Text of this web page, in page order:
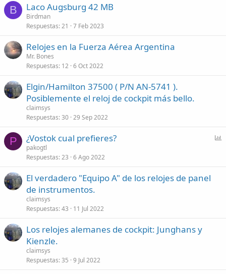
B Laco Augsburg 42 MB
Birdman
Respuestas 21 7 Feb 2023
Relojes en la Fuerza Aérea Argentina
Mr. Bones
Respuestas 12 6 Oct 2022
Elgin/Hamilton 37500 ( P/N AN-5741 ).
Posiblemente el reloj de cockpit más bello.
claimsys
Respuestas 30 29 Sep 2022
P ¿Vostok cual prefieres?
pakogtl
Respuestas 23 6 Ago 2022
El verdadero "Equipo A" de los relojes de panel
de instrumentos.
claimsys
Respuestas 43 11 Jul 2022
Los relojes alemanes de cockpit: Junghans y
Kienzle.
claimsys
Respuestas 35 9 Jul 2022